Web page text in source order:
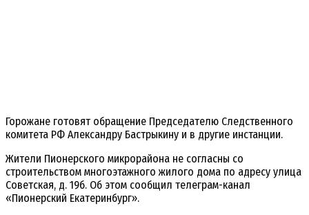
Горожане готовят обращение Председателю Следственного
комитета РФ Александру Бастрыкину и в другие инстанции.
Жители Пионерского микрорайона не согласны со
строительством многоэтажного жилого дома по адресу улица
Советская, д. 19б. Об этом сообщил телеграм-канал
«Пионерский Екатеринбург».